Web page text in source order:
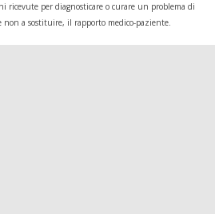
per diagnosticare o curare un problema di
non a sostituire, il rapporto medico-paziente.